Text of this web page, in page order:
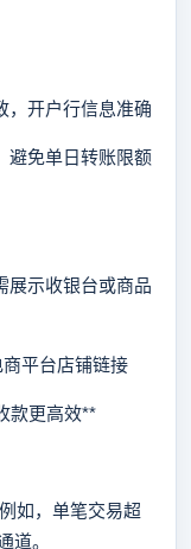
开户行信息准确
免单日转账限额
示收银台或商品
平台店铺链接
款更高效**
如，单笔交易超
道。